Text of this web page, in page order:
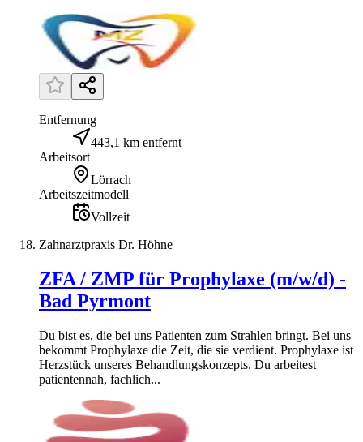
Entfernung
443,1 km entfernt
Arbeitsort
Lörrach
Arbeitszeitmodell
Vollzeit
Zahnarztpraxis Dr. Höhne
ZFA / ZMP für Prophylaxe (m/w/d) -
Bad Pyrmont
Du bist es, die bei uns Patienten zum Strahlen bringt. Bei uns
bekommt Prophylaxe die Zeit, die sie verdient. Prophylaxe ist
Herzstück unseres Behandlungskonzepts. Du arbeitest
patientennah, fachlich...